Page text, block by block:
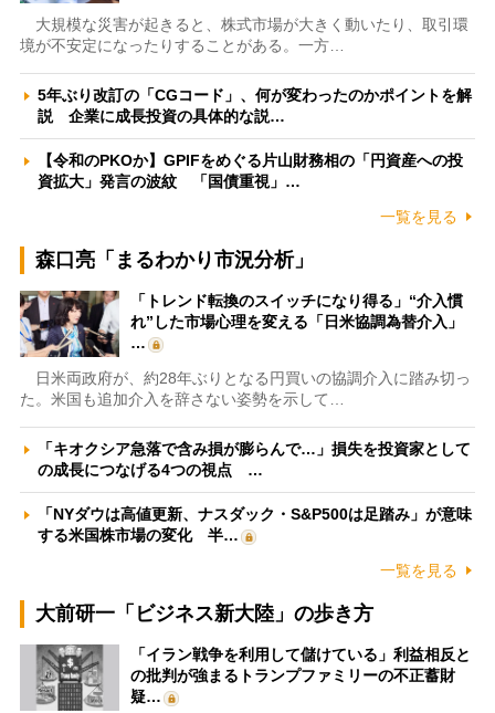
大規模な災害が起きると、株式市場が大きく動いたり、取引環
境が不安定になったりすることがある。一方…
5年ぶり改訂の「CGコード」、何が変わったのかポイントを解
説 企業に成長投資の具体的な説…
【令和のPKOか】GPIFをめぐる片山財務相の「円資産への投
資拡大」発言の波紋 「国債重視」…
一覧を見る
森口亮「まるわかり市況分析」
「トレンド転換のスイッチになり得る」“介入慣
れ”した市場心理を変える「日米協調為替介入」
…
日米両政府が、約28年ぶりとなる円買いの協調介入に踏み切っ
た。米国も追加介入を辞さない姿勢を示して…
「キオクシア急落で含み損が膨らんで…」損失を投資家として
の成長につなげる4つの視点 …
「NYダウは高値更新、ナスダック・S&P500は足踏み」が意味
する米国株市場の変化 半…
一覧を見る
大前研一「ビジネス新大陸」の歩き方
「イラン戦争を利用して儲けている」利益相反と
の批判が強まるトランプファミリーの不正蓄財
疑…